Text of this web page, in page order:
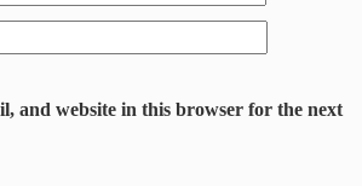
and website in this browser for the next